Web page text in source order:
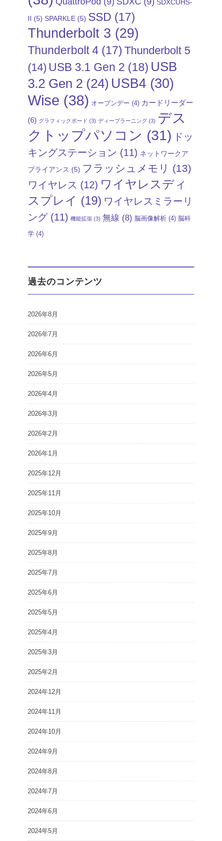
SDXCUHS-
II (5) SPARKLE (5) SSD (17)
Thunderbolt 3 (29)
Thunderbolt 4 (17) Thunderbolt 5
(14) USB 3.1 Gen 2 (18) USB
3.2 Gen 2 (24) USB4 (30)
Wise (38) オープンデー (4) カードリーダー
(6) グラフィックボード (3) ディープラーニング (3) デス
クトップパソコン (31) ドッ
キングステーション (11) ネットワークア
プライアンス (5) フラッシュメモリ (13)
ワイヤレス (12) ワイヤレスディ
スプレイ (19) ワイヤレスミラーリ
ング(11) 機能拡張 (3) 無線 (8) 脳画像解析 (4) 脳科
学 (4)
過去のコンテンツ
2026年8月
2026年7月
2026年6月
2026年5月
2026年4月
2026年3月
2026年2月
2026年1月
2025年12月
2025年11月
2025年10月
2025年9月
2025年8月
2025年7月
2025年6月
2025年5月
2025年4月
2025年3月
2025年2月
2024年12月
2024年11月
2024年10月
2024年9月
2024年8月
2024年7月
2024年6月
2024年5月